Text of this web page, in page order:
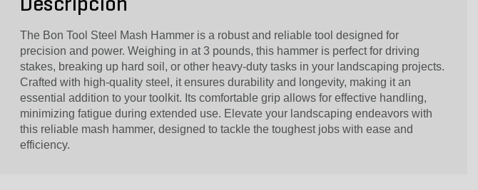
Descripción
The Bon Tool Steel Mash Hammer is a robust and reliable tool designed for
precision and power. Weighing in at 3 pounds, this hammer is perfect for driving
stakes, breaking up hard soil, or other heavy-duty tasks in your landscaping projects.
Crafted with high-quality steel, it ensures durability and longevity, making it an
essential addition to your toolkit. Its comfortable grip allows for effective handling,
minimizing fatigue during extended use. Elevate your landscaping endeavors with
this reliable mash hammer, designed to tackle the toughest jobs with ease and
efficiency.